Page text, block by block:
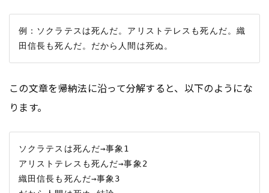
例：ソクラテスは死んだ。アリストテレスも死んだ。織
この文章を帰納法に沿って分解すると、以下のようにな
ります。
ソクラテスは死んだ→事象1
アリストテレスも死んだ→事象2
織田信長も死んだ→事象3